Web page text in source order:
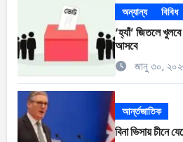
অন্যান্য বিবিধ
‘হ্যাঁ’ জিতলে
আসবে
জানু ৩০,
আর্ন্তজাতিক
বিনা ভিসায় চীনে